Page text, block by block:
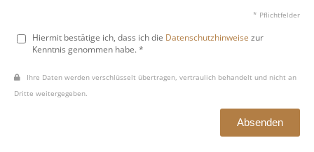
* Pflichtfelder
Hiermit bestätige ich, dass ich die Datenschutzhinweise zur
Kenntnis genommen habe. *
Ihre Daten werden verschlüsselt übertragen, vertraulich behandelt und nicht an
Dritte weitergegeben.
Absenden